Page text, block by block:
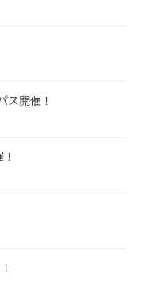
開催！